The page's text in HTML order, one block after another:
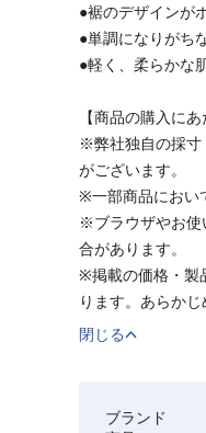
●裾のデザインが
●単調になりがち
●軽く、柔らかな
【商品の購入に
※弊社独自の採寸
がございます。
※一部商品におい
※ブラウザやお使
合があります。
※掲載の価格・製
ります。あらかじ
閉じる
ブランド